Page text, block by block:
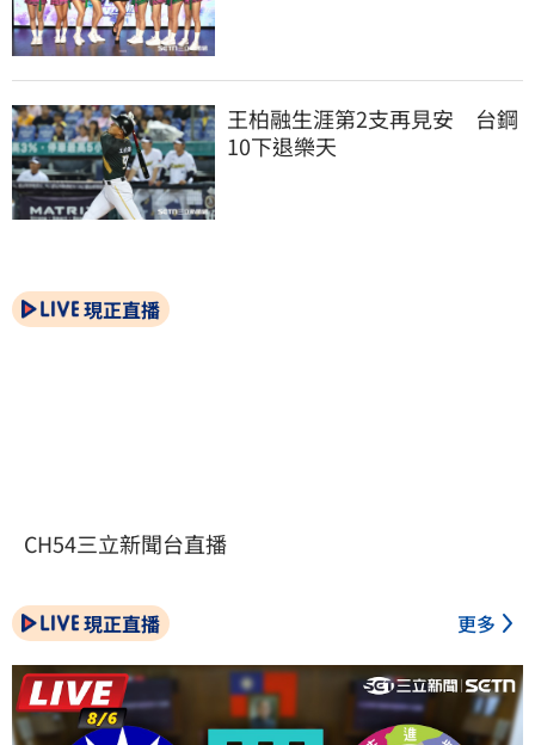
王柏融生涯第2支再見安　台鋼
10下退樂天
現正直播
CH54三立新聞台直播
現正直播 更多